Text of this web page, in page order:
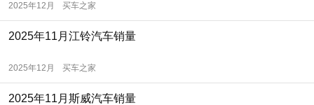
2025年12月 买车之家
2025年11月江铃汽车销量
2025年12月 买车之家
2025年11月斯威汽车销量